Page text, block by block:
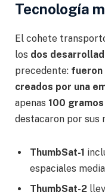
Tecnología
El cohete
los dos
precedente: fueron
creados por una
apenas 100
destacaron por sus
ThumbSat-1
espaciales
ThumbSat-2